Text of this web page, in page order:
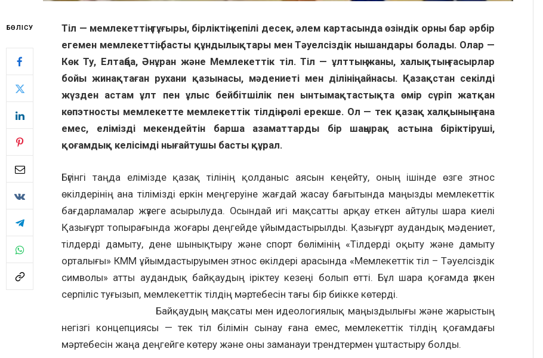
БӨЛІСУ
Тіл — мемлекеттің тұғыры, бірліктің кепілі десек, әлем картасында өзіндік орны бар әрбір
егемен мемлекеттің басты құндылықтары мен Тәуелсіздік нышандары болады. Олар —
Көк Ту, Елтаңба, Әнұран және Мемлекеттік тіл. Тіл — ұлттың жаны, халықтың ғасырлар
бойы жинақтаған рухани қазынасы, мәдениеті мен ділінің айнасы. Қазақстан секілді
жүзден астам ұлт пен ұлыс бейбітшілік пен ынтымақтастықта өмір сүріп жатқан
көпэтносты мемлекетте мемлекеттік тілдің рөлі ерекше. Ол — тек қазақ халқының ғана
емес, елімізді мекендейтін барша азаматтарды бір шаңырақ астына біріктіруші,
қоғамдық келісімді нығайтушы басты құрал.
Бүгінгі таңда елімізде қазақ тілінің қолданыс аясын кеңейту, оның ішінде өзге этнос
өкілдерінің ана тілімізді еркін меңгеруіне жағдай жасау бағытында маңызды мемлекеттік
бағдарламалар жүзеге асырылуда. Осындай игі мақсатты арқау еткен айтулы шара киелі
Қазығұрт топырағында жоғары деңгейде ұйымдастырылды. Қазығұрт аудандық мәдениет,
тілдерді дамыту, дене шынықтыру және спорт бөлімінің «Тілдерді оқыту және дамыту
орталығы» КММ ұйымдастыруымен этнос өкілдері арасында «Мемлекеттік тіл – Тәуелсіздік
символы» атты аудандық байқаудың іріктеу кезеңі болып өтті. Бұл шара қоғамда үлкен
серпіліс туғызып, мемлекеттік тілдің мәртебесін тағы бір биікке көтерді.
Байқаудың мақсаты мен идеологиялық маңыздылығы және жарыстың
негізгі концепциясы — тек тіл білімін сынау ғана емес, мемлекеттік тілдің қоғамдағы
мәртебесін жаңа деңгейге көтеру және оны заманауи трендтермен ұштастыру болды.